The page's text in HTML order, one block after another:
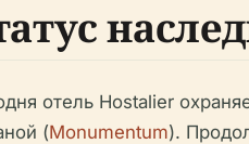
отель Hostalier
(Monumentum).